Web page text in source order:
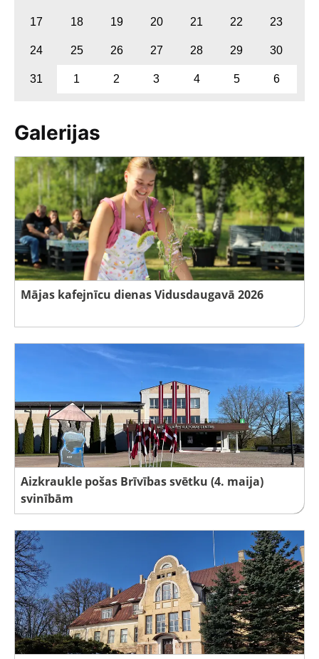
17 18 19 20 21 22 23
24 25 26 27 28 29 30
31 1 2 3 4 5 6
Galerijas
Mājas kafejnīcu dienas Vidusdaugavā 2026
Aizkraukle pošas Brīvības svētku (4. maija)
svinībām